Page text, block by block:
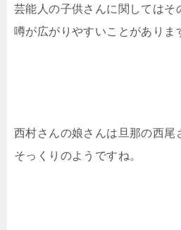
芸能人の子供さんに関してはそ
噂が広がりやすいことがありま
西村さんの娘さんは旦那の西尾
そっくりのようですね。